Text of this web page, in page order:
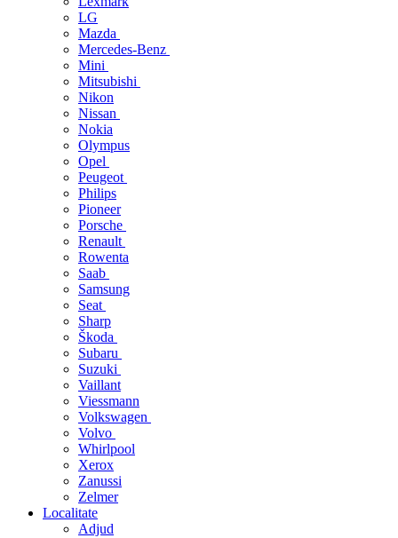
LG
Mazda
Mercedes-Benz
Mini
Mitsubishi
Nikon
Nissan
Nokia
Olympus
Opel
Peugeot
Philips
Pioneer
Porsche
Renault
Rowenta
Saab
Samsung
Seat
Sharp
Škoda
Subaru
Suzuki
Vaillant
Viessmann
Volkswagen
Volvo
Whirlpool
Xerox
Zanussi
Zelmer
Localitate
Adjud